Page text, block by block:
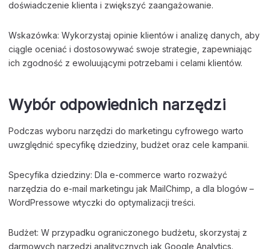
doświadczenie klienta i zwiększyć zaangażowanie.
Wskazówka: Wykorzystaj opinie klientów i analizę danych, aby
ciągle oceniać i dostosowywać swoje strategie, zapewniając
ich zgodność z ewoluującymi potrzebami i celami klientów.
Wybór odpowiednich narzędzi
Podczas wyboru narzędzi do marketingu cyfrowego warto
uwzględnić specyfikę dziedziny, budżet oraz cele kampanii.
Specyfika dziedziny: Dla e-commerce warto rozważyć
narzędzia do e-mail marketingu jak MailChimp, a dla blogów –
WordPressowe wtyczki do optymalizacji treści.
Budżet: W przypadku ograniczonego budżetu, skorzystaj z
darmowych narzędzi analitycznych jak Google Analytics.